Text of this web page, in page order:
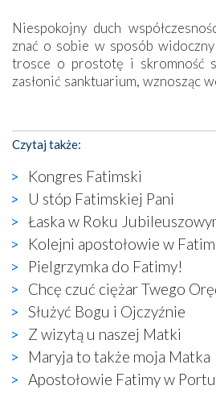
Niespokojny duch
znać o sobie w sposób
trosce o prostotę i skromność
zasłonić sanktuarium, wznosząc
katolickiego kultu. Tylko co
autentyczną wiarą mogą mieć
kaplice, w których
skrzynkę na narzędzia? Albo co
tuż przy nowej bazylice
zamiast Chrystusa umieszczono
wyjętą ze starożytnych
kontekście naszych czasów to
wizerunek Zbawiciela…
Zatem nawet w bezpośrednim
naocznie przekonaliśmy się, że
się ogromna walka o kształt
wierzących. Do czego to
widzieliśmy w urokliwym,
gdzie w miejscu dawnego
księgarnia.
Czytaj także:
Kongres Fatimski
U stóp Fatimskiej Pani
Łaska w Roku
Kolejni apostołowie w
Pielgrzymka do Fatimy!
Chcę czuć ciężar Twego
Służyć Bogu i Ojczyźnie
Z wizytą u naszej Matki
Maryja to także moja Matka
Apostołowie Fatimy w